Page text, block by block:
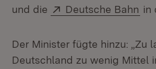
und die
Extern:
Deutsche Bahn in
Der Minister fügte hinzu: „Zu
Deutschland zu wenig Mittel